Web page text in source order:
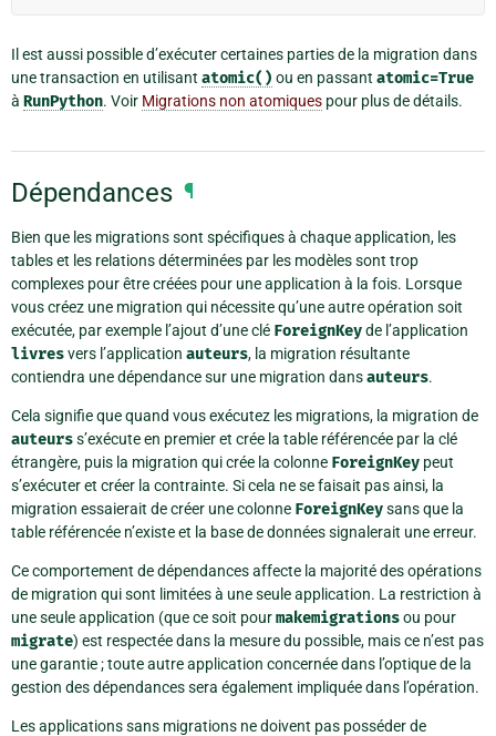
Il est aussi possible d’exécuter certaines parties de la migration dans
une transaction en utilisant atomic() ou en passant atomic=True
à RunPython. Voir Migrations non atomiques pour plus de détails.
Dépendances ¶
Bien que les migrations sont spécifiques à chaque application, les
tables et les relations déterminées par les modèles sont trop
complexes pour être créées pour une application à la fois. Lorsque
vous créez une migration qui nécessite qu’une autre opération soit
exécutée, par exemple l’ajout d’une clé ForeignKeyde l’application
livresvers l’application auteurs, la migration résultante
contiendra une dépendance sur une migration dansauteurs.
Cela signifie que quand vous exécutez les migrations, la migration de
auteurss’exécute en premier et crée la table référencée par la clé
étrangère, puis la migration qui crée la colonne ForeignKey peut
s’exécuter et créer la contrainte. Si cela ne se faisait pas ainsi, la
migration essaierait de créer une colonne ForeignKeysans que la
table référencée n’existe et la base de données signalerait une erreur.
Ce comportement de dépendances affecte la majorité des opérations
de migration qui sont limitées à une seule application. La restriction à
une seule application (que ce soit pourmakemigrationsou pour
migrate) est respectée dans la mesure du possible, mais ce n’est pas
une garantie ; toute autre application concernée dans l’optique de la
gestion des dépendances sera également impliquée dans l’opération.
Les applications sans migrations ne doivent pas posséder de